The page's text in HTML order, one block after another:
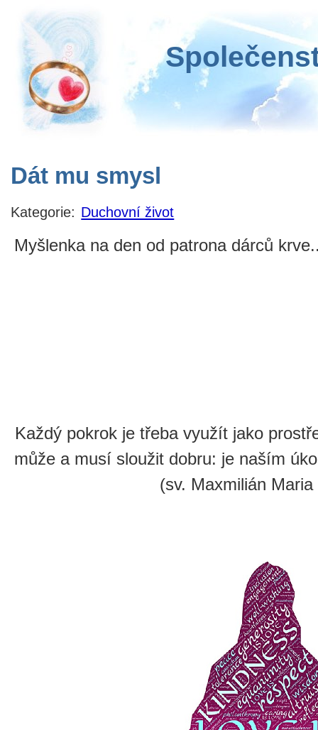
Dát mu smysl
Kategorie: Duchovní život
Myšlenka na den od patrona dárců
Každý pokrok je třeba využít jako
může a musí sloužit dobru: je naším
(sv. Maxmilián Maria